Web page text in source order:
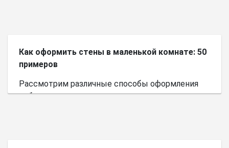
Как оформить стены в маленькой комнате: 50
примеров
Рассмотрим различные способы оформления
небольшого пространства.